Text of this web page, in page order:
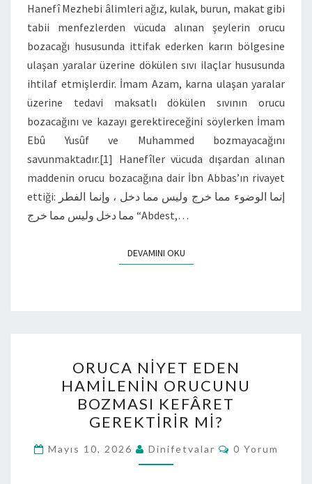
Hanefî Mezhebi âlimleri ağız, kulak, burun, makat gibi
tabii menfezlerden vücuda alınan şeylerin orucu
bozacağı hususunda ittifak ederken karın bölgesine
ulaşan yaralar üzerine dökülen sıvı ilaçlar hususunda
ihtilaf etmişlerdir. İmam Azam, karna ulaşan yaralar
üzerine tedavi maksatlı dökülen sıvının orucu
bozacağını ve kazayı gerektireceğini söylerken İmam
Ebû Yusûf ve Muhammed bozmayacağını
savunmaktadır.[1] Hanefîler vücuda dışardan alınan
maddenin orucu bozacağına dair İbn Abbas’ın rivayet
ettiği: إنما الوضوء مما خرج وليس مما دخل ، وإنما الفطر
مما دخل وليس مما خرج “Abdest,…
DEVAMINI OKU
ORUCA NIYET EDEN
HAMILENIN ORUCUNU
BOZMASI KEFÂRET
GEREKTIRIR MI?
Mayıs 10, 2026 Dinifetvalar 0 Yorum